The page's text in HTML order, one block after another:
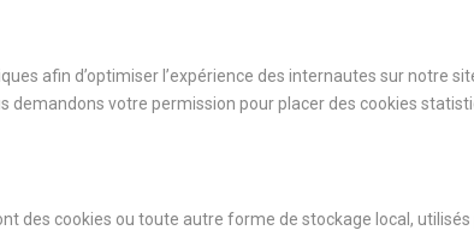
afin d’optimiser l’expérience des internautes sur notre
demandons votre permission pour placer des cookies
des cookies ou toute autre forme de stockage local,